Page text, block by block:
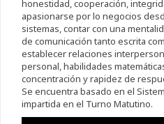
honestidad, cooperación,
apasionarse por lo negocios
sistemas, contar con una
de comunicación tanto escrita
establecer relaciones
personal, habilidades
concentración y rapidez de
Se encuentra basado en el
impartida en el Turno Matutino.